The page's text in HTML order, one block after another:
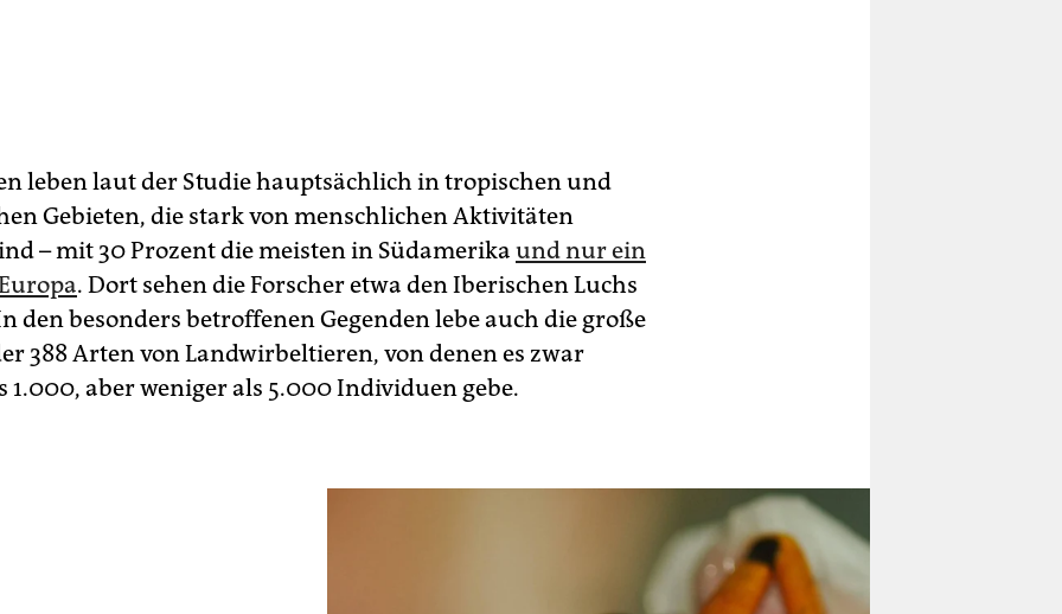
leben laut der Studie hauptsächlich in tropischen und
Gebieten, die stark von menschlichen Aktivitäten
– mit 30 Prozent die meisten in Südamerika und nur ein
. Dort sehen die Forscher etwa den Iberischen Luchs
den besonders betroffenen Gegenden lebe auch die große
388 Arten von Landwirbeltieren, von denen es zwar
1.000, aber weniger als 5.000 Individuen gebe.